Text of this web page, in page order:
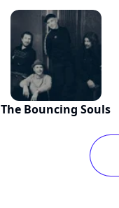
The Bouncing Souls